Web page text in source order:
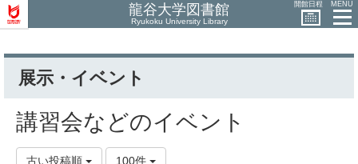
龍谷大学図書館
Ryukoku University Library
開館日程 MENU
展示・イベント
講習会などのイベント
古い投稿順 100件